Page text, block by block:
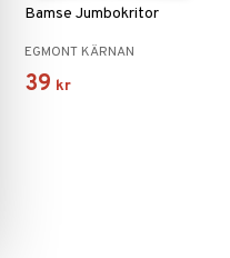
Bamse Jumbokritor
EGMONT KÄRNAN
39 kr